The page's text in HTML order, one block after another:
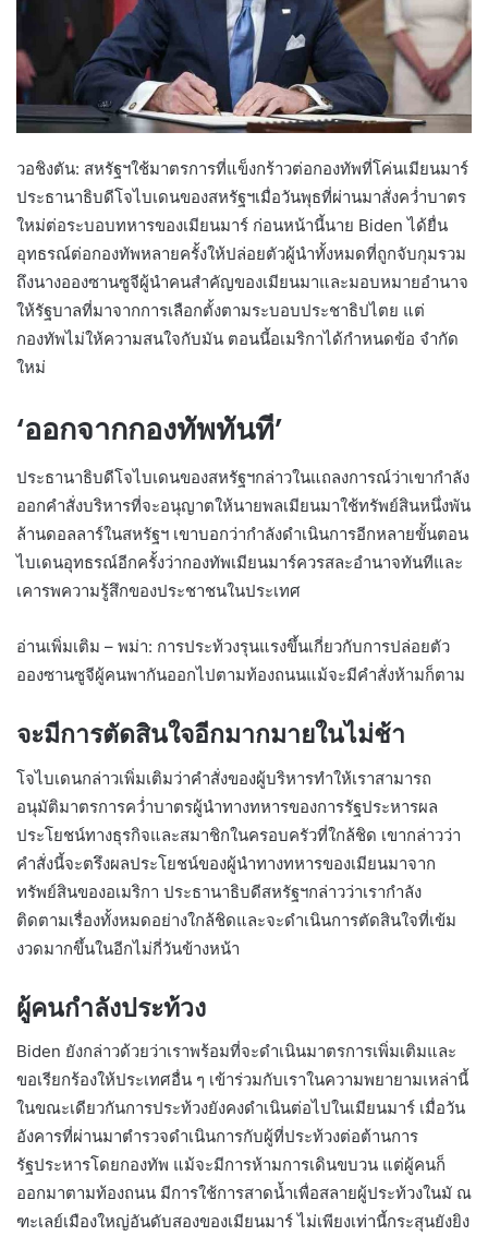
วอชิงตัน: ​​สหรัฐฯใช้มาตรการที่แข็งกร้าวต่อกองทัพที่โค่นเมียนมาร์
ประธานาธิบดีโจไบเดนของสหรัฐฯเมื่อวันพุธที่ผ่านมาสั่งคว่ำบาตร
ใหม่ต่อระบอบทหารของเมียนมาร์ ก่อนหน้านี้นาย Biden ได้ยื่น
อุทธรณ์ต่อกองทัพหลายครั้งให้ปล่อยตัวผู้นำทั้งหมดที่ถูกจับกุมรวม
ถึงนางอองซานซูจีผู้นำคนสำคัญของเมียนมาและมอบหมายอำนาจ
ให้รัฐบาลที่มาจากการเลือกตั้งตามระบอบประชาธิปไตย แต่
กองทัพไม่ให้ความสนใจกับมัน ตอนนี้อเมริกาได้กำหนดข้อ จำกัด
ใหม่
‘ออกจากกองทัพทันที’
ประธานาธิบดีโจไบเดนของสหรัฐฯกล่าวในแถลงการณ์ว่าเขากำลัง
ออกคำสั่งบริหารที่จะอนุญาตให้นายพลเมียนมาใช้ทรัพย์สินหนึ่งพัน
ล้านดอลลาร์ในสหรัฐฯ เขาบอกว่ากำลังดำเนินการอีกหลายขั้นตอน
ไบเดนอุทธรณ์อีกครั้งว่ากองทัพเมียนมาร์ควรสละอำนาจทันทีและ
เคารพความรู้สึกของประชาชนในประเทศ
อ่านเพิ่มเติม – พม่า: การประท้วงรุนแรงขึ้นเกี่ยวกับการปล่อยตัว
อองซานซูจีผู้คนพากันออกไปตามท้องถนนแม้จะมีคำสั่งห้ามก็ตาม
จะมีการตัดสินใจอีกมากมายในไม่ช้า
โจไบเดนกล่าวเพิ่มเติมว่าคำสั่งของผู้บริหารทำให้เราสามารถ
อนุมัติมาตรการคว่ำบาตรผู้นำทางทหารของการรัฐประหารผล
ประโยชน์ทางธุรกิจและสมาชิกในครอบครัวที่ใกล้ชิด เขากล่าวว่า
คำสั่งนี้จะตรึงผลประโยชน์ของผู้นำทางทหารของเมียนมาจาก
ทรัพย์สินของอเมริกา ประธานาธิบดีสหรัฐฯกล่าวว่าเรากำลัง
ติดตามเรื่องทั้งหมดอย่างใกล้ชิดและจะดำเนินการตัดสินใจที่เข้ม
งวดมากขึ้นในอีกไม่กี่วันข้างหน้า
ผู้คนกำลังประท้วง
Biden ยังกล่าวด้วยว่าเราพร้อมที่จะดำเนินมาตรการเพิ่มเติมและ
ขอเรียกร้องให้ประเทศอื่น ๆ เข้าร่วมกับเราในความพยายามเหล่านี้
ในขณะเดียวกันการประท้วงยังคงดำเนินต่อไปในเมียนมาร์ เมื่อวัน
อังคารที่ผ่านมาตำรวจดำเนินการกับผู้ที่ประท้วงต่อต้านการ
รัฐประหารโดยกองทัพ แม้จะมีการห้ามการเดินขบวน แต่ผู้คนก็
ออกมาตามท้องถนน มีการใช้การสาดน้ำเพื่อสลายผู้ประท้วงในมั ณ
ฑะเลย์เมืองใหญ่อันดับสองของเมียนมาร์ ไม่เพียงเท่านี้กระสุนยังยิง